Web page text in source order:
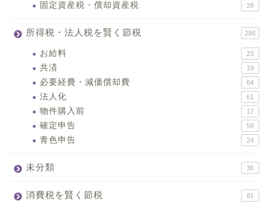
固定資産税・償却資産税 28
所得税・法人税を賢く節税 286
お給料 23
共済 19
必要経費・減価償却費 64
法人化 61
物件購入前 17
確定申告 58
青色申告 24
未分類 36
消費税を賢く節税 81